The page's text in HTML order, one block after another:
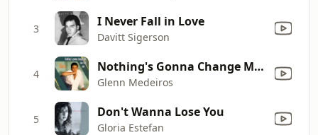
3 I Never Fall in Love
Davitt Sigerson
4 Nothing's Gonna Change My Love for You
Glenn Medeiros
5 Don't Wanna Lose You
Gloria Estefan